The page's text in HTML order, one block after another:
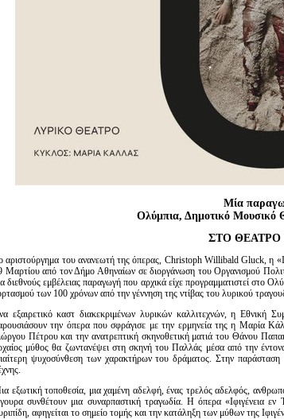
Μία
Ολύμπια, Δημοτικό Μουσικό
ΣΤΟ
αριστούργημα του ανανεωτή της όπερας, Christoph Willibald Gluck, η
Μαρτίου από τον Δήμο Αθηναίων σε διοργάνωση του Οργανισμού
διεθνούς εμβέλειας παραγωγή που αρχικά είχε προγραμματιστεί
των 100 χρόνων από την γέννηση της ντίβας του λυρικού
εξαιρετικό καστ διακεκριμένων λυρικών καλλιτεχνών, η
την όπερα που σφράγισε με την ερμηνεία της η Μαρία
Πέτρου και την ανατρεπτική σκηνοθετική ματιά του Θάνου
μύθος θα ζωντανέψει στη σκηνή του Παλλάς μέσα από την
ψυχοσύνθεση των χαρακτήρων του δράματος. Στην
εξωτική τοποθεσία, μια χαμένη αδελφή, ένας τρελός αδελφός,
συνθέτουν μια συναρπαστική τραγωδία. Η όπερα «Ιφιγένεια
αφηγείται το σημείο τομής και την κατάληξη των μύθων της